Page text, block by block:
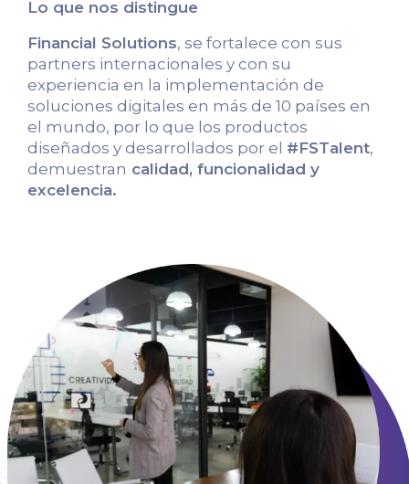
Lo que nos distingue
Financial Solutions, se fortalece con sus
partners internacionales y con su
experiencia en la implementación de
soluciones digitales en más de 10 países en
el mundo, por lo que los productos
diseñados y desarrollados por el #FSTalent,
demuestran calidad, funcionalidad y
excelencia.